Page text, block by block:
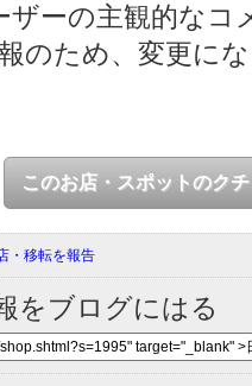
ーの主観的なコ
のため、変更に
このお店・スポットのク
・移転を報告
をブログにはる